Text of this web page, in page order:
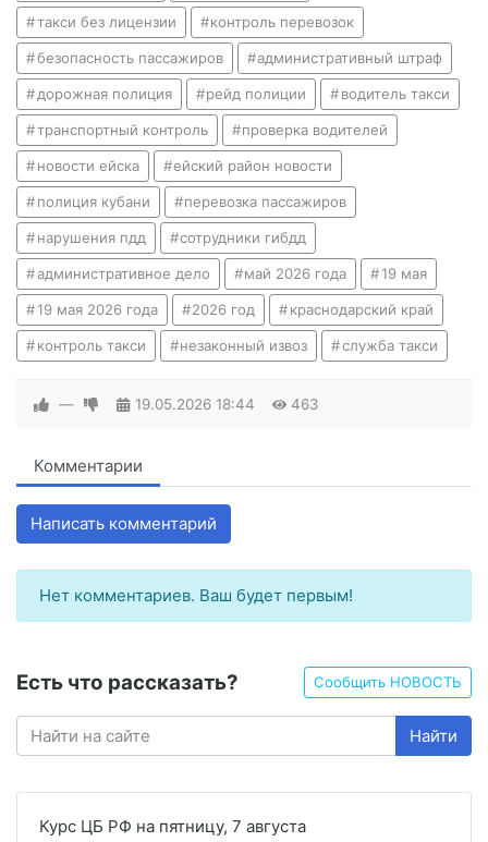
такси без лицензии контроль перевозок
безопасность пассажиров административный штраф
дорожная полиция рейд полиции водитель такси
транспортный контроль проверка водителей
новости ейска ейский район новости
полиция кубани перевозка пассажиров
нарушения пдд сотрудники гибдд
административное дело май 2026 года 19 мая
19 мая 2026 года 2026 год краснодарский край
контроль такси незаконный извоз служба такси
— 19.05.2026 18:44 463
Комментарии
Написать комментарий
Нет комментариев. Ваш будет первым!
Есть что рассказать? Сообщить НОВОСТЬ
Найти
Курс ЦБ РФ на пятницу, 7 августа